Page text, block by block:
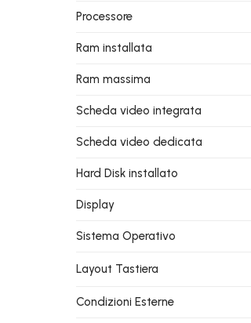
Processore
Ram installata
Ram massima
Scheda video integrata
Scheda video dedicata
Hard Disk installato
Display
Sistema Operativo
Layout Tastiera
Condizioni Esterne